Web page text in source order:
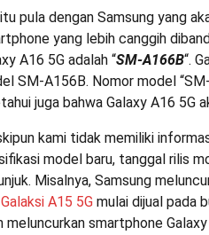
pula dengan Samsung yang
yang lebih canggih
A16 5G adalah “SM-A166B“.
SM-A156B. Nomor model
juga bahwa Galaxy A16 5G
kami tidak memiliki
model baru, tanggal rilis
Misalnya, Samsung
Galaksi A15 5G mulai dijual pada
meluncurkan smartphone